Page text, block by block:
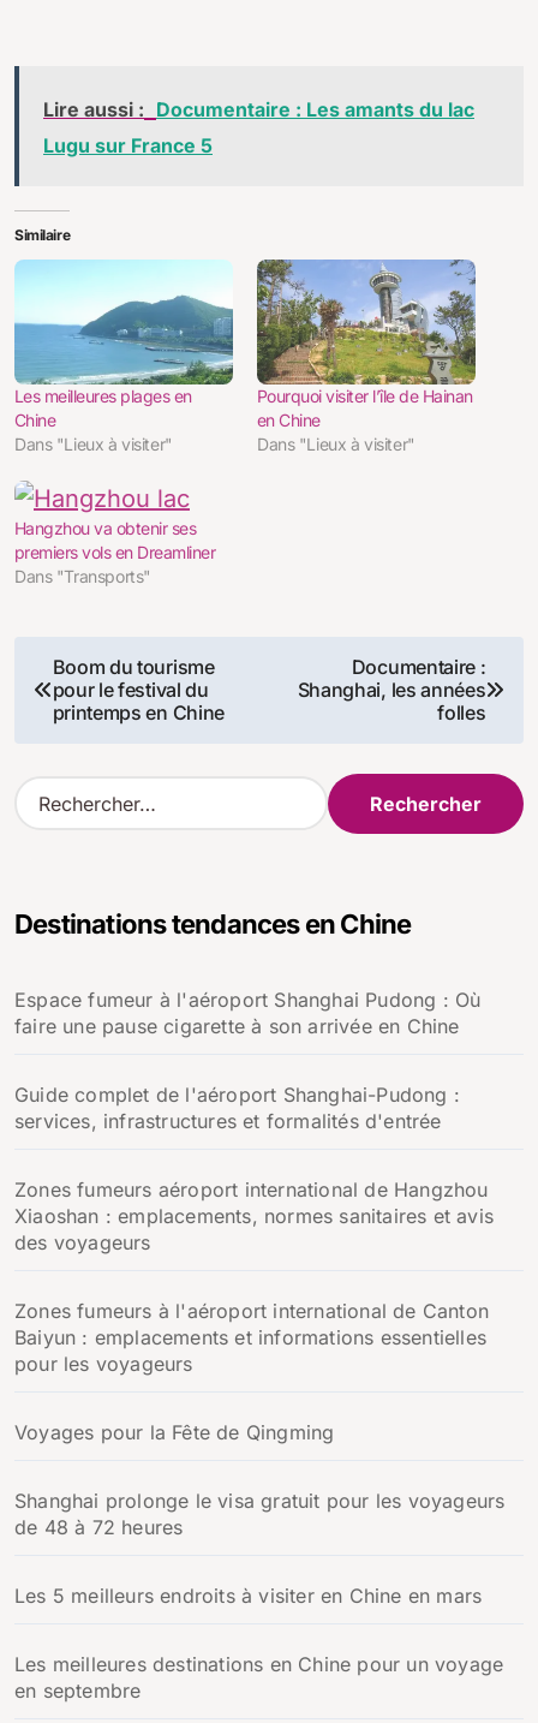
Lire aussi : Documentaire : Les amants du lac
Lugu sur France 5
Similaire
Les meilleures plages en
Chine
Dans "Lieux à visiter"
Pourquoi visiter l’île de Hainan
en Chine
Dans "Lieux à visiter"
Hangzhou va obtenir ses
premiers vols en Dreamliner
Dans "Transports"
Navigation
de
l’article
Boom du tourisme
pour le festival du
printemps en Chine
Documentaire :
Shanghai, les années
folles
R
e
r
e
r
Destinations tendances en Chine
Espace fumeur à l'aéroport Shanghai Pudong : Où
faire une pause cigarette à son arrivée en Chine
Guide complet de l'aéroport Shanghai-Pudong :
services, infrastructures et formalités d'entrée
Zones fumeurs aéroport international de Hangzhou
Xiaoshan : emplacements, normes sanitaires et avis
des voyageurs
Zones fumeurs à l'aéroport international de Canton
Baiyun : emplacements et informations essentielles
pour les voyageurs
Voyages pour la Fête de Qingming
Shanghai prolonge le visa gratuit pour les voyageurs
de 48 à 72 heures
Les 5 meilleurs endroits à visiter en Chine en mars
Les meilleures destinations en Chine pour un voyage
en septembre